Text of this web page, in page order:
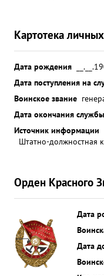
Картотека
Дата рождения
Дата поступления на
Воинское звание
Дата окончания службы
Источник информации
Штатно-должностная
Орден Красного
Дата
Дата